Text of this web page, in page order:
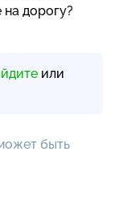
дорогу?
или
быть